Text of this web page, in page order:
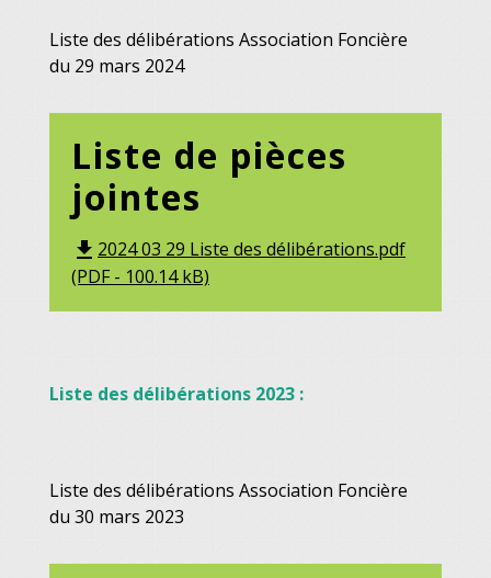
Liste des délibérations Association Foncière
du 29 mars 2024
Liste de pièces
jointes
file_download 2024 03 29 Liste des délibérations.pdf
(PDF - 100.14 kB)
Liste des délibérations 2023 :
Liste des délibérations Association Foncière
du 30 mars 2023